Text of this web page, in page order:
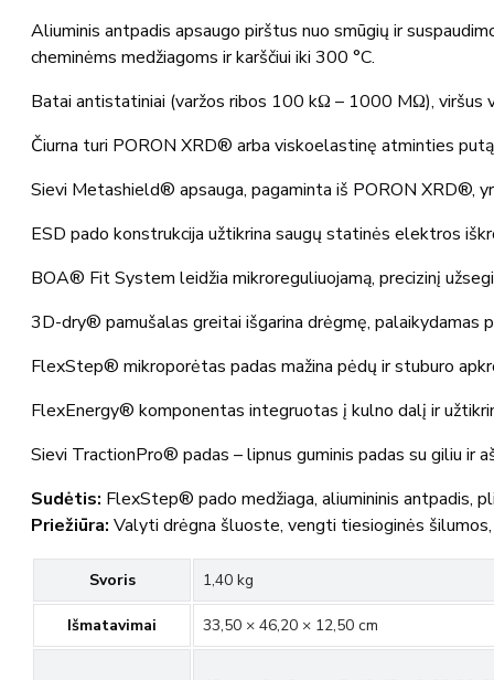
Aliuminis antpadis apsaugo pirštus nuo smūgių ir
cheminėms medžiagoms ir karščiui iki 300 °C.
Batai antistatiniai (varžos ribos 100 kΩ – 1000 MΩ), viršus
Čiurna turi PORON XRD® arba viskoelastinę atminties
Sievi Metashield® apsauga, pagaminta iš PORON XRD®,
ESD pado konstrukcija užtikrina saugų statinės elektros
BOA® Fit System leidžia mikroreguliuojamą, precizinį
3D-dry® pamušalas greitai išgarina drėgmę, palaikydamas
FlexStep® mikroporėtas padas mažina pėdų ir stuburo
FlexEnergy® komponentas integruotas į kulno dalį ir
Sievi TractionPro® padas – lipnus guminis padas su giliu ir
Sudėtis: FlexStep® pado medžiaga, aliumininis antpadis,
Priežiūra: Valyti drėgna šluoste, vengti tiesioginės
Svoris 1,40 kg
Išmatavimai 33,50 × 46,20 × 12,50 cm